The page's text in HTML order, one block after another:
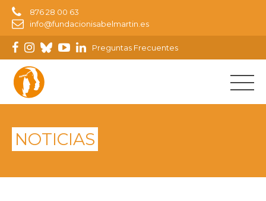
876 28 00 63
info@fundacionisabelmartin.es
Preguntas Frecuentes
NOTICIAS